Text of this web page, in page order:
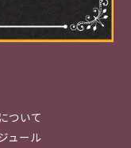
ついて
ュール